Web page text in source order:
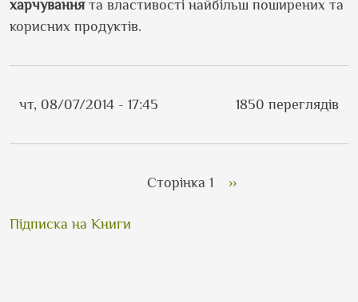
харчуваннята властивості найбільш поширених та
корисних продуктів.
чт, 08/07/2014 - 17:45 1850 переглядів
Розбивка на сторінкиСторінка 1 Наступна сторінка
››
Підписка на Книги